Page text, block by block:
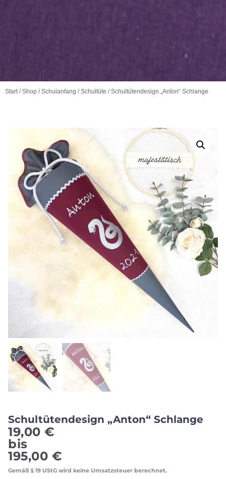
Start /Shop /Schulanfang /Schultüte / Schultütendesign „Anton“ Schlange
Schultütendesign „Anton“ Schlange
19,00 €
bis
195,00 €
Gemäß § 19 UStG wird keine Umsatzsteuer berechnet.